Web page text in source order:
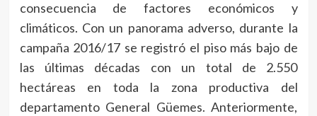
consecuencia de factores económicos y
climáticos. Con un panorama adverso, durante la
campaña 2016/17 se registró el piso más bajo de
las últimas décadas con un total de 2.550
hectáreas en toda la zona productiva del
departamento General Güemes. Anteriormente,